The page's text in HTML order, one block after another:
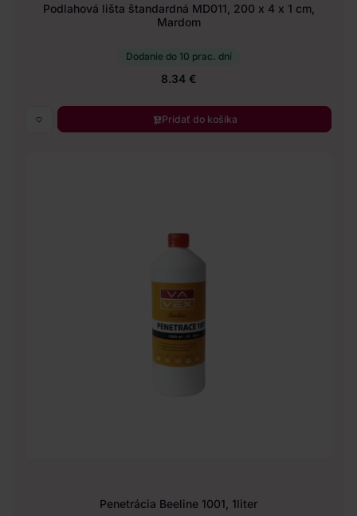
Podlahová lišta štandardná MD011, 200 x 4 x 1 cm,
Mardom
Dodanie do 10 prac. dní
8.34 €
Pridať do košíka
Penetrácia Beeline 1001, 1liter